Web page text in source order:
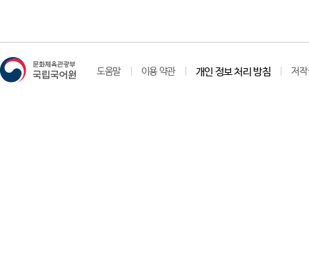
도움말 이용 약관 개인 정보 처리 방침 저